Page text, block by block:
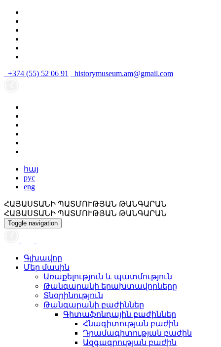
+374 (55) 52 06 91 historymuseum.am@gmail.com
հայ
рус
eng
ՀԱՅԱՍՏԱՆԻ ՊԱՏՄՈՒԹՅԱՆ ԹԱՆԳԱՐԱՆ
ՀԱՅԱՍՏԱՆԻ ՊԱՏՄՈՒԹՅԱՆ ԹԱՆԳԱՐԱՆ
Toggle navigation
Գլխավոր
Մեր մասին
Առաքելություն և պատմություն
Թանգարանի երախտավորները
Տնօրինություն
Թանգարանի բաժիններ
Գիտաֆոնդային բաժիններ
Հնագիտության բաժին
Դրամագիտության բաժին
Ազգագրության բաժին